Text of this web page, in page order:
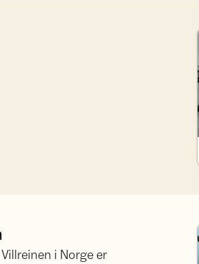
i Norge er